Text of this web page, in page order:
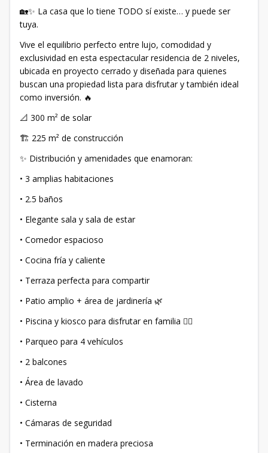
🏡✨ La casa que lo tiene TODO sí existe… y puede ser
tuya.
Vive el equilibrio perfecto entre lujo, comodidad y
exclusividad en esta espectacular residencia de 2 niveles,
ubicada en proyecto cerrado y diseñada para quienes
buscan una propiedad lista para disfrutar y también ideal
como inversión. 🔥
📐 300 m² de solar
🏗 225 m² de construcción
✨ Distribución y amenidades que enamoran:
• 3 amplias habitaciones
• 2.5 baños
• Elegante sala y sala de estar
• Comedor espacioso
• Cocina fría y caliente
• Terraza perfecta para compartir
• Patio amplio + área de jardinería 🌿
• Piscina y kiosco para disfrutar en familia 🏊‍♂️
• Parqueo para 4 vehículos
• 2 balcones
• Área de lavado
• Cisterna
• Cámaras de seguridad
• Terminación en madera preciosa